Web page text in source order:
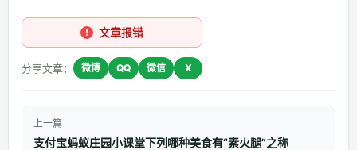
文章报错
分享文章： 微博 QQ 微信 X
上一篇
支付宝蚂蚁庄园小课堂下列哪种美食有“素火腿”之称